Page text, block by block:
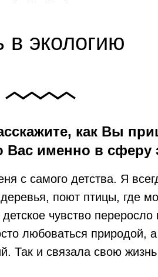
в экологию
как Вы
именно в сферу
с самого детства. Я
поют птицы, где
чувство переросло
любоваться природой,
Так и связала свою